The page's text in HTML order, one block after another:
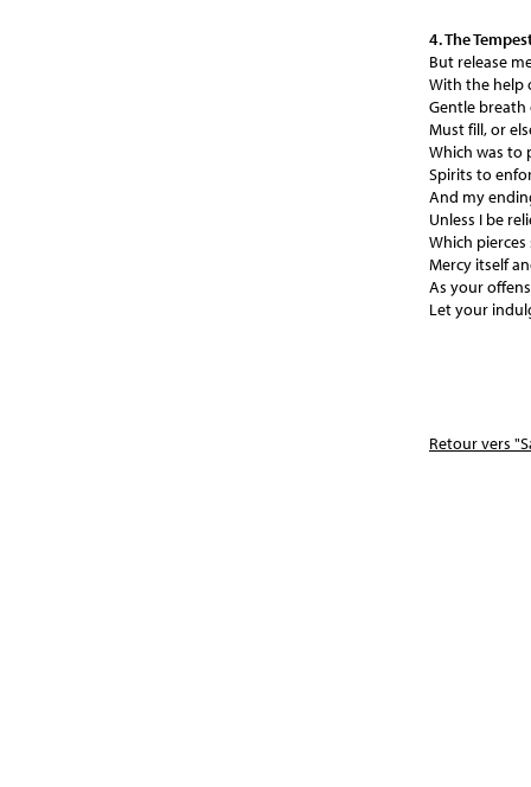
4. The
But release
With the help
Gentle breath
Must fill, or
Which was to
Spirits to
And my
Unless I be
Which
Mercy itself
As your
Let your
Retour vers